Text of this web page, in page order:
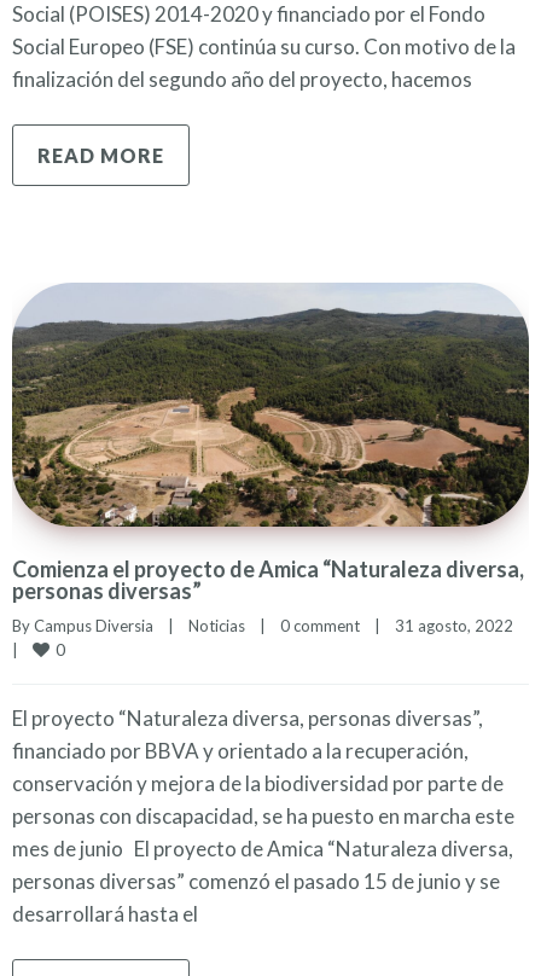
Social (POISES) 2014-2020 y financiado por el Fondo
Social Europeo (FSE) continúa su curso. Con motivo de la
finalización del segundo año del proyecto, hacemos
READ MORE
Comienza el proyecto de Amica “Naturaleza diversa,
personas diversas”
By Campus Diversia Noticias 0 comment
0
El proyecto “Naturaleza diversa, personas diversas”,
financiado por BBVA y orientado a la recuperación,
conservación y mejora de la biodiversidad por parte de
personas con discapacidad, se ha puesto en marcha este
mes de junio El proyecto de Amica “Naturaleza diversa,
personas diversas” comenzó el pasado 15 de junio y se
desarrollará hasta el